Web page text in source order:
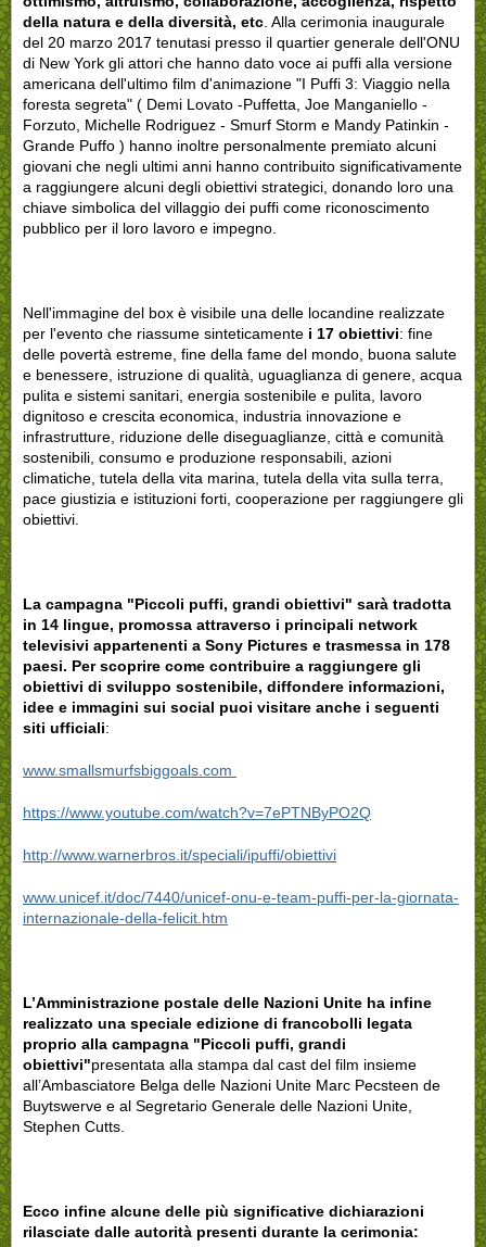
della natura e della diversità, etc . Alla cerimonia inaugurale
del 20 marzo 2017 tenutasi presso il quartier generale dell'ONU
di New York gli attori che hanno dato voce ai puffi alla versione
americana dell'ultimo film d'animazione "I Puffi 3: Viaggio nella
foresta segreta" ( Demi Lovato -Puffetta, Joe Manganiello -
Forzuto, Michelle Rodriguez - Smurf Storm e Mandy Patinkin -
Grande Puffo ) hanno inoltre personalmente premiato alcuni
giovani che negli ultimi anni hanno contribuito significativamente
a raggiungere alcuni degli obiettivi strategici, donando loro una
chiave simbolica del villaggio dei puffi come riconoscimento
pubblico per il loro lavoro e impegno.
Nell'immagine del box è visibile una delle locandine realizzate
per l'evento che riassume sinteticamente i 17 obiettivi: fine
delle povertà estreme, fine della fame del mondo, buona salute
e benessere, istruzione di qualità, uguaglianza di genere, acqua
pulita e sistemi sanitari, energia sostenibile e pulita, lavoro
dignitoso e crescita economica, industria innovazione e
infrastrutture, riduzione delle diseguaglianze, città e comunità
sostenibili, consumo e produzione responsabili, azioni
climatiche, tutela della vita marina, tutela della vita sulla terra,
pace giustizia e istituzioni forti, cooperazione per raggiungere gli
obiettivi.
La campagna "Piccoli puffi, grandi obiettivi" sarà tradotta
in 14 lingue, promossa attraverso i principali network
televisivi appartenenti a Sony Pictures e trasmessa in 178
paesi. Per scoprire come contribuire a raggiungere gli
obiettivi di sviluppo sostenibile, diffondere informazioni,
idee e immagini sui social puoi visitare anche i seguenti
siti ufficiali:
www.smallsmurfsbiggoals.com
https://www.youtube.com/watch?v=7ePTNByPO2Q
http://www.warnerbros.it/speciali/ipuffi/obiettivi
www.unicef.it/doc/7440/unicef-onu-e-team-puffi-per-la-giornata-
internazionale-della-felicit.htm
L’Amministrazione postale delle Nazioni Unite ha infine
realizzato una speciale edizione di francobolli legata
proprio alla campagna "Piccoli puffi, grandi
obiettivi"presentata alla stampa dal cast del film insieme
all’Ambasciatore Belga delle Nazioni Unite Marc Pecsteen de
Buytswerve e al Segretario Generale delle Nazioni Unite,
Stephen Cutts.
Ecco infine alcune delle più significative dichiarazioni
rilasciate dalle autorità presenti durante la cerimonia: